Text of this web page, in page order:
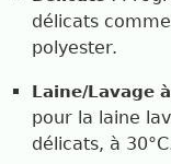
délicats
polyester.
Laine/Lavage
pour la laine
délicats, à